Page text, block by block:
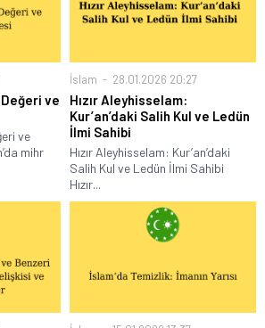
Değeri ve
ve
mihr
İslam 28.01.2026 20:27
Hızır Aleyhisselam:
Kur’an’daki Salih Kul ve Ledün
İlmi Sahibi
Hızır Aleyhisselam: Kur’an’daki
Salih Kul ve Ledün İlmi Sahibi
Hızır...